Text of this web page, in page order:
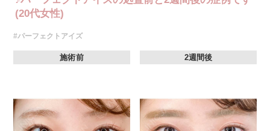
(20代女性)
#パーフェクトアイズ
施術前 2週間後